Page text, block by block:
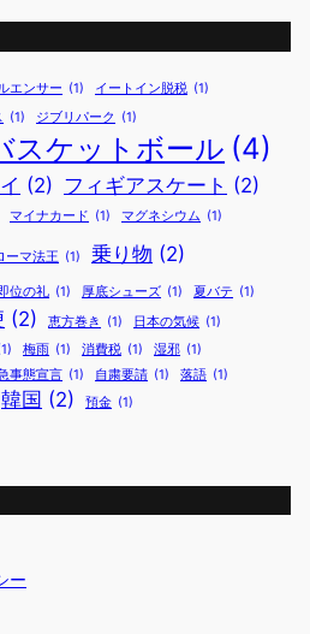
エンサー (1) イートイン脱税 (1)
(1) ジブリパーク (1)
スケットボール (4)
(2) フィギアスケート (2)
マイナカード (1) マグネシウム (1)
ーマ法王 (1) 乗り物 (2)
位の礼 (1) 厚底シューズ (1) 夏バテ (1)
(2) 恵方巻き (1) 日本の気候 (1)
梅雨 (1) 消費税 (1) 湿邪 (1)
事態宣言 (1) 自粛要請 (1) 落語 (1)
韓国 (2) 預金 (1)
ー